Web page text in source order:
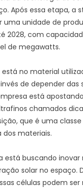
Após essa etapa, a
uma unidade de
2028, com
de megawatts.
no material
de depender das
está
chamados
que é uma classe
materiais.
está buscando inovar
solar no espaço.
células podem ser